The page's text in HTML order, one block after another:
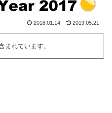
2018.01.14 2019.05.21
まれています。